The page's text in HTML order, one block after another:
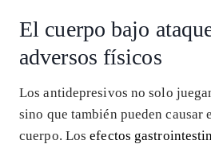
El cuerpo bajo
adversos físicos
Los antidepresivos no solo
sino que también pueden causar
cuerpo. Losefectos